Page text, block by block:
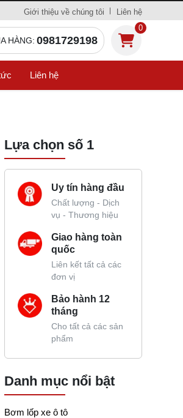
Giới thiệu về chúng tôi Liên hệ
HÀNG: 0981729198
0
Liên hệ
Lựa chọn số 1
Uy tín hàng đầu
Chất lượng - Dịch
vụ - Thương hiệu
Giao hàng toàn
quốc
Liên kết tất cả các
đơn vị
Bảo hành 12
tháng
Cho tất cả các sản
phẩm
Danh mục nổi bật
Bơm lốp xe ô tô